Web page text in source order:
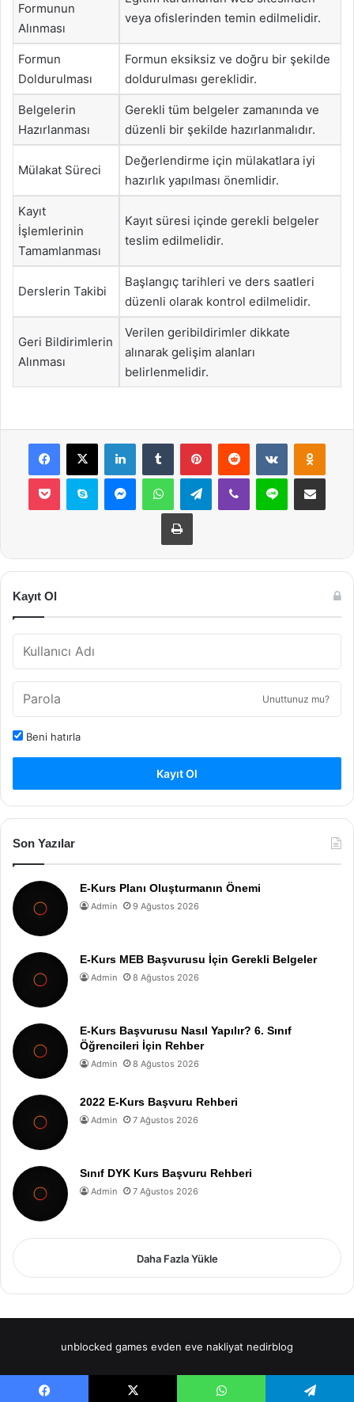
Formunun
Alınması
veya ofislerinden temin edilmelidir.
Formun
Doldurulması
Formun eksiksiz ve doğru bir şekilde
doldurulması gereklidir.
Belgelerin
Hazırlanması
Gerekli tüm belgeler zamanında ve
düzenli bir şekilde hazırlanmalıdır.
Mülakat Süreci
Değerlendirme için mülakatlara iyi
hazırlık yapılması önemlidir.
Kayıt
İşlemlerinin
Tamamlanması
Kayıt süresi içinde gerekli belgeler
teslim edilmelidir.
Derslerin Takibi
Başlangıç tarihleri ve ders saatleri
düzenli olarak kontrol edilmelidir.
Geri Bildirimlerin
Alınması
Verilen geribildirimler dikkate
alınarak gelişim alanları
belirlenmelidir.
Facebook
X LinkedInTumblr PinterestReddit VKontakte
Pocket Skype MessengerWhatsAppTelegramViber Line E-Posta ile
Yazdır
Kayıt Ol
Unuttunuz mu?
Beni hatırla
Kayıt Ol
Son Yazılar
E-Kurs Planı Oluşturmanın Önemi
Admin 9 Ağustos 2026
E-Kurs MEB Başvurusu İçin Gerekli Belgeler
Admin 8 Ağustos 2026
E-Kurs Başvurusu Nasıl Yapılır? 6. Sınıf
Öğrencileri İçin Rehber
Admin 8 Ağustos 2026
2022 E-Kurs Başvuru Rehberi
Admin 7 Ağustos 2026
Sınıf DYK Kurs Başvuru Rehberi
Admin 7 Ağustos 2026
Daha Fazla Yükle
unblocked games evden eve nakliyat nedirblog